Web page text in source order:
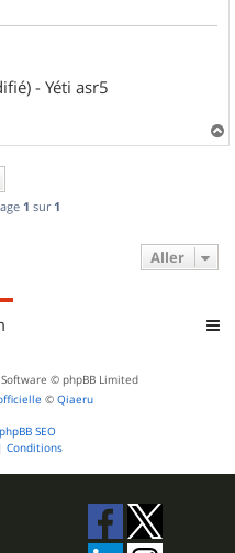
- Yéti asr5
a
1 sur 1
Aller
© phpBB Limited
© Qiaeru
phpBB SEO
Conditions